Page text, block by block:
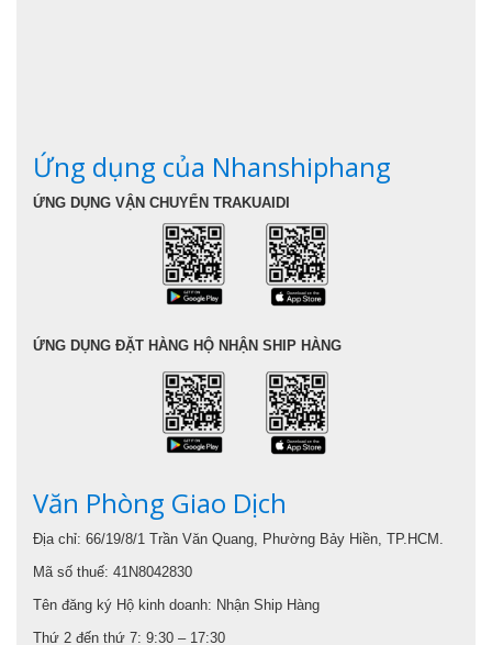
Ứng dụng của Nhanshiphang
ỨNG DỤNG VẬN CHUYỂN TRAKUAIDI
ỨNG DỤNG ĐẶT HÀNG HỘ NHẬN SHIP HÀNG
Văn Phòng Giao Dịch
Địa chỉ: 66/19/8/1 Trần Văn Quang, Phường Bảy Hiền, TP.HCM.
Mã số thuế: 41N8042830
Tên đăng ký Hộ kinh doanh: Nhận Ship Hàng
Thứ 2 đến thứ 7: 9:30 – 17:30